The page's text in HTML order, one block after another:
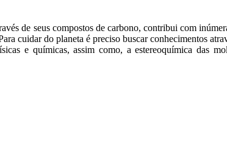
de seus compostos de carbono, contribui com
cuidar do planeta é preciso buscar conhecimentos
e químicas, assim como, a estereoquímica das